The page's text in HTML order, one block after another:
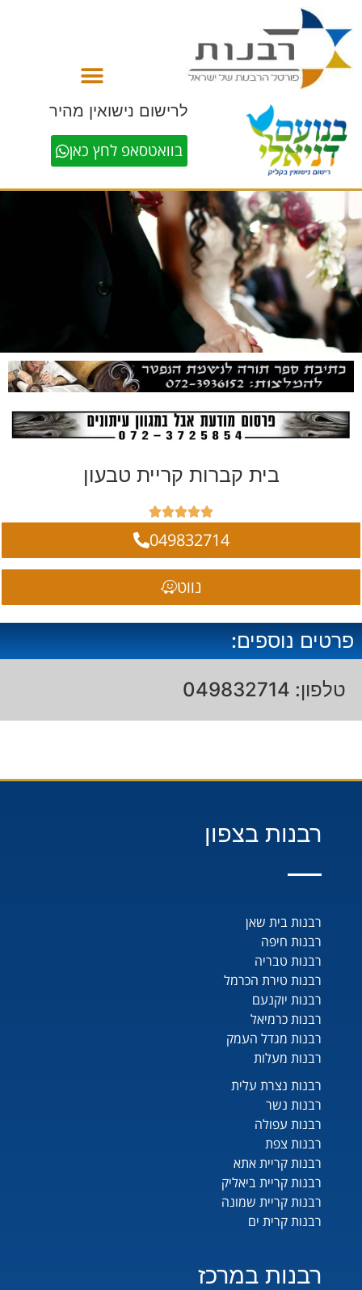
לרישום נישואין מהיר
בוואטסאפ לחץ כאן
בית קברות קריית טבעון





049832714
נווט
פרטים נוספים:
טלפון: 049832714
רבנות בצפון
רבנות בית שאן
רבנות חיפה
רבנות טבריה
רבנות טירת הכרמל
רבנות יוקנעם
רבנות כרמיאל
רבנות מגדל העמק
רבנות מעלות
רבנות נצרת עלית
רבנות נשר
רבנות עפולה
רבנות צפת
רבנות קריית אתא
רבנות קריית ביאליק
רבנות קריית שמונה
רבנות קרית ים
רבנות במרכז